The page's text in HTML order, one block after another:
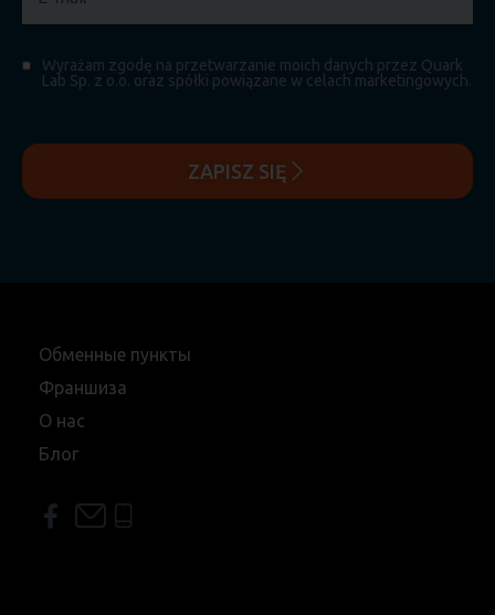
Wyrażam zgodę na przetwarzanie moich danych przez Quark
Lab Sp. z o.o. oraz spółki powiązane w celach marketingowych.
ZAPISZ SIĘ
Обменные пункты
Франшиза
О нас
Блог